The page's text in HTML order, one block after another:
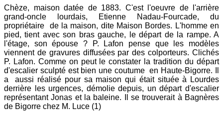
Chèze, maison datée de 1883. C'est l'oeuvre de l'arrière
grand-oncle lourdais, Etienne Nadau-Fourcade, du
propriétaire de la maison, dite Maison Bordes. L'homme en
pied, tient avec son bras gauche, le départ de la rampe. A
l'étage, son épouse ? P. Lafon pense que les modèles
viennent de gravures diffusées par des colporteurs. Clichés
P. Lafon. Comme on peut le constater la tradition du départ
d'escalier sculpté est bien une coutume en Haute-Bigorre. Il
a aussi réalisé pour sa maison qui était située à Lourdes
derrière les urgences, démolie depuis, un départ d'escalier
représentant Jonas et la baleine. Il se trouverait à Bagnères
de Bigorre chez M. Luce (1)